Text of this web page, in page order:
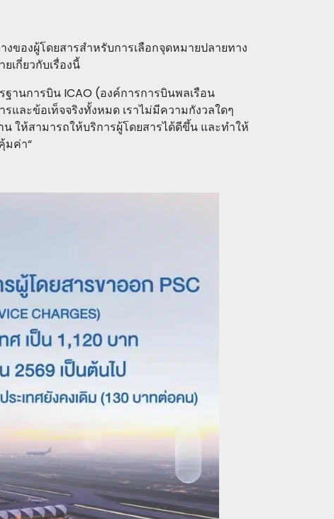
ของผู้โดยสารสำหรับการเลือกจุดหมายปลายทาง
เกี่ยวกับเรื่องนี้
ฐานการบิน ICAO (องค์การการบินพลเรือน
และข้อเท็จจริงทั้งหมด เราไม่มีความกังวลใดๆ
ให้สามารถให้บริการผู้โดยสารได้ดีขึ้น และทำให้
มค่า“